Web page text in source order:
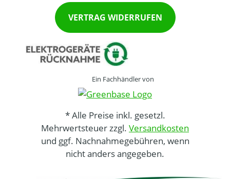
VERTRAG WIDERRUFEN
Ein Fachhändler von
* Alle Preise inkl. gesetzl.
Mehrwertsteuer zzgl. Versandkosten
und ggf. Nachnahmegebühren, wenn
nicht anders angegeben.